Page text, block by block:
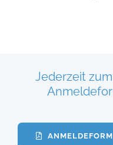
Jederzeit